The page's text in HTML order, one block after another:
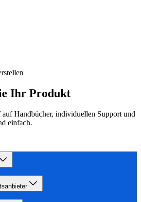
Ihr Produkt
Handbücher, individuellen Support und
einfach.